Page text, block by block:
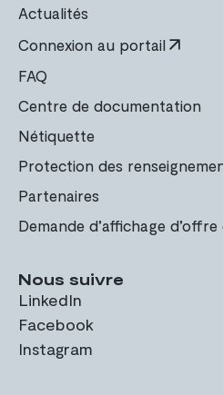
Actualités
Connexion au portail
FAQ
Centre de documentation
Nétiquette
Protection des
Partenaires
Demande d’affichage d’offre
Nous suivre
LinkedIn
Facebook
Instagram